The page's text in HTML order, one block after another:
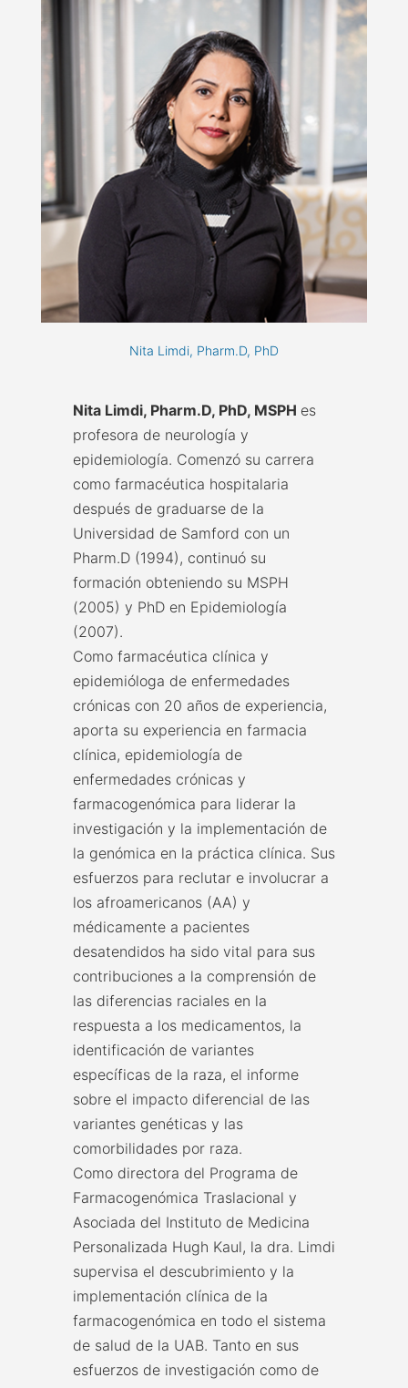
Nita Limdi, Pharm.D, PhD
Nita Limdi, Pharm.D, PhD, MSPH es
profesora de neurología y
epidemiología. Comenzó su carrera
como farmacéutica hospitalaria
después de graduarse de la
Universidad de Samford con un
Pharm.D (1994), continuó su
formación obteniendo su MSPH
(2005) y PhD en Epidemiología
(2007).
Como farmacéutica clínica y
epidemióloga de enfermedades
crónicas con 20 años de experiencia,
aporta su experiencia en farmacia
clínica, epidemiología de
enfermedades crónicas y
farmacogenómica para liderar la
investigación y la implementación de
la genómica en la práctica clínica. Sus
esfuerzos para reclutar e involucrar a
los afroamericanos (AA) y
médicamente a pacientes
desatendidos ha sido vital para sus
contribuciones a la comprensión de
las diferencias raciales en la
respuesta a los medicamentos, la
identificación de variantes
específicas de la raza, el informe
sobre el impacto diferencial de las
variantes genéticas y las
comorbilidades por raza.
Como directora del Programa de
Farmacogenómica Traslacional y
Asociada del Instituto de Medicina
Personalizada Hugh Kaul, la dra. Limdi
supervisa el descubrimiento y la
implementación clínica de la
farmacogenómica en todo el sistema
de salud de la UAB. Tanto en sus
esfuerzos de investigación como de